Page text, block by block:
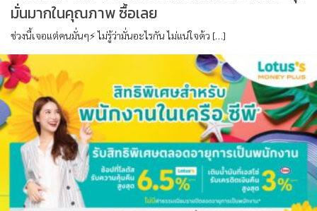
มั่นมากในคุณภาพ ซื้อเลย
ช่วงนี้เจอแต่คนมั่นๆ⚡️ ไม่รู้ว่ามั่นอะไรกัน ไม่แน่ใจด้ว […]